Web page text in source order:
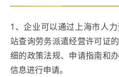
1、企业可以通过上海市人
站查询劳务派遣经营许可证
细的政策法规、申请指南和
信息进行申请。